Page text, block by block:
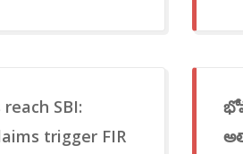
SBI:
trigger FIR